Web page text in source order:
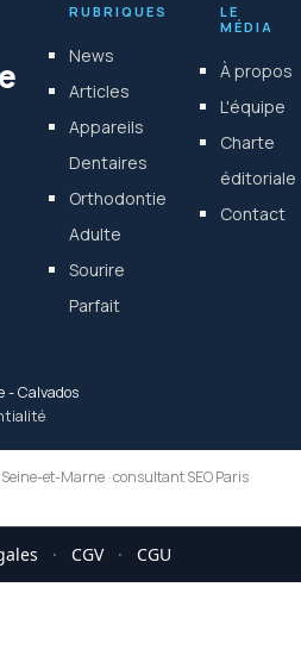
RUBRIQUES
News
Articles
Appareils
Dentaires
Orthodontie
Adulte
Sourire
Parfait
LE
MÉDIA
À propos
L'équipe
Charte
éditoriale
Contact
Calvados
et-Marne·consultant SEO Paris
· CGV · CGU